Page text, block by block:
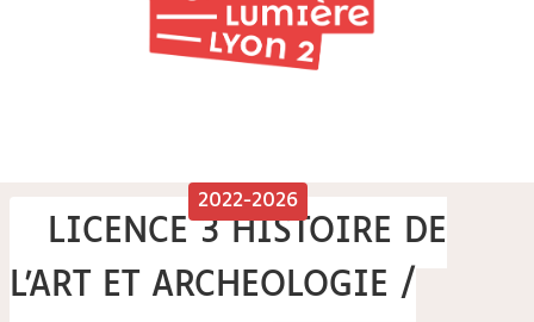
2022-2026
LICENCE 3 HISTOIRE DE
L'ART ET ARCHEOLOGIE /